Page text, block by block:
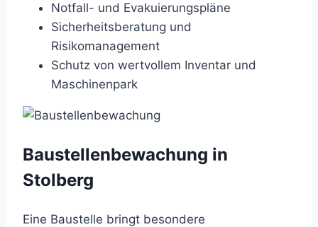
Notfall- und Evakuierungspläne
Sicherheitsberatung und
Risikomanagement
Schutz von wertvollem Inventar und
Maschinenpark
Baustellenbewachung in
Stolberg
Eine Baustelle bringt besondere